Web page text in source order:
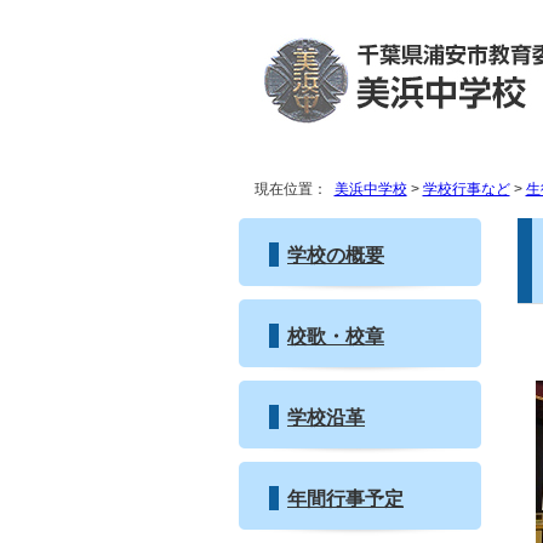
現在位置： 美浜中学校> 学校行事など> 生
学校の概要
校歌・校章
学校沿革
年間行事予定